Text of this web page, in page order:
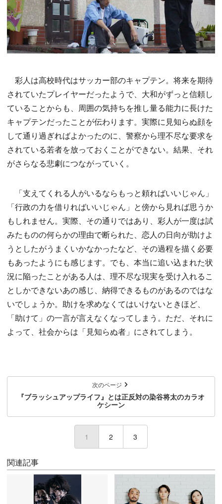
彩人は高校時代はサッカー部のキャプテン。将来を期待
されていたプレイヤーだったようで、大和がずっと信頼し
ていることからも、周囲の気持ちを推し量る能力に長けた
キャプテンだったことが伝わります。実際に見知らぬ顔を
して通り過ぎればよかったのに、警察から理不尽な要求を
されている若者を放っておくことができない。結果、それ
がさらなる悲劇につながっていく。
「支えてくれる人がいるならもっと頼ればいいじゃん」
「行政の力を借りればいいじゃん」と傍から見れば思うか
もしれません。実際、その通りではあり、彩人が一度は試
みたものの何らかの理由で断られた、恋人の日向が助けよ
うとしたがうまくいかなかったなど、その過程を描く必要
もあったようにも感じます。でも、本当に追い込まれた状
況に陥ったことがある人は、理不尽な現実を受け入れるこ
としかできないあの感じ、納得できるものがあるのではな
いでしょうか。助けを求めなくてはいけないときほど、
「助けて」の一言が言えなくなってしまう。ただ、それに
よって、社会からは「見知らぬ者」にされてしまう。
次のページ
『ブラッシュアップライフ』とは正反対の染谷将太のカラオ
ケシーン
1 (current)
2 3
関連記事